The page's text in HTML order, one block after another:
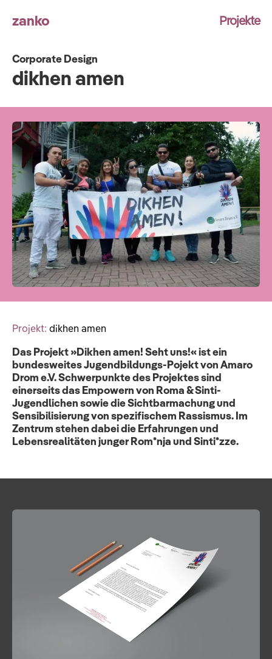
zanko Projekte
Corporate Design
dikhen amen
Projekt: dikhen amen
Das Projekt »Dikhen amen! Seht uns!« ist ein
bundesweites Jugendbildungs-Pojekt von Amaro
Drom e.V. Schwerpunkte des Projektes sind
einerseits das Empowern von Roma & Sinti-
Jugendlichen sowie die Sichtbarmachung und
Sensibilisierung von spezifischem Rassismus. Im
Zentrum stehen dabei die Erfahrungen und
Lebensrealitäten junger Rom*nja und Sinti*zze.